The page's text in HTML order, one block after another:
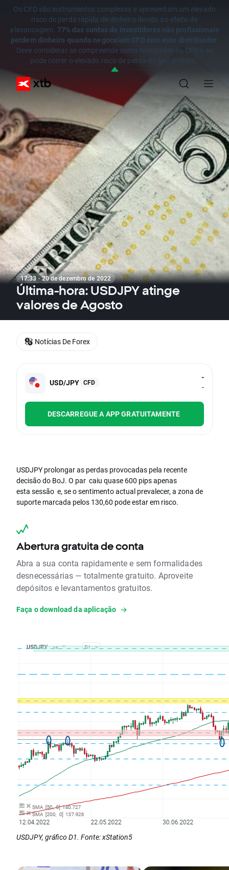
Os CFD são instrumentos complexos e apresentam um elevado
risco de perda rápida de dinheiro devido ao efeito de
alavancagem. 77% das contas de investidores não profissionais
perdem dinheiro quando negoceiam CFD com este distribuidor.
Deve considerar se compreende como funcionam os CFD e se
pode correr o elevado risco de perda do seu dinheiro.
17:33 · 20 de dezembro de 2022
Última-hora: USDJPY atinge
valores de Agosto
USD/JPY CFD
-
-
DESCARREGUE A APP GRATUITAMENTE
USDJPY prolongar as perdas provocadas pela recente
decisão do BoJ. O par caiu quase 600 pips apenas
esta sessão e, se o sentimento actual prevalecer, a zona de
suporte marcada pelos 130,60 pode estar em risco.
Abertura gratuita de conta
Abra a sua conta rapidamente e sem formalidades
desnecessárias — totalmente gratuito. Aproveite
depósitos e levantamentos gratuitos.
Faça o download da aplicação
USDJPY, gráfico D1. Fonte: xStation5
Notícias De Forex